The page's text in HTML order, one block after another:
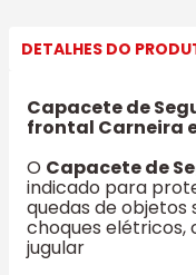
DETALHES DO
Capacete de
frontal Carneira
O Capacete de
indicado para
quedas de
choques
jugular